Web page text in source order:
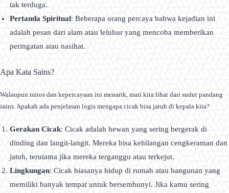
tak terduga.
Pertanda Spiritual: Beberapa orang percaya bahwa kejadian ini
adalah pesan dari alam atau leluhur yang mencoba memberikan
peringatan atau nasihat.
Apa Kata Sains?
Walaupun mitos dan kepercayaan ini menarik, mari kita lihat dari sudut pandang
sains. Apakah ada penjelasan logis mengapa cicak bisa jatuh di kepala kita?
Gerakan Cicak: Cicak adalah hewan yang sering bergerak di
dinding dan langit-langit. Mereka bisa kehilangan cengkeraman dan
jatuh, terutama jika mereka terganggu atau terkejut.
Lingkungan: Cicak biasanya hidup di rumah atau bangunan yang
memiliki banyak tempat untuk bersembunyi. Jika kamu sering